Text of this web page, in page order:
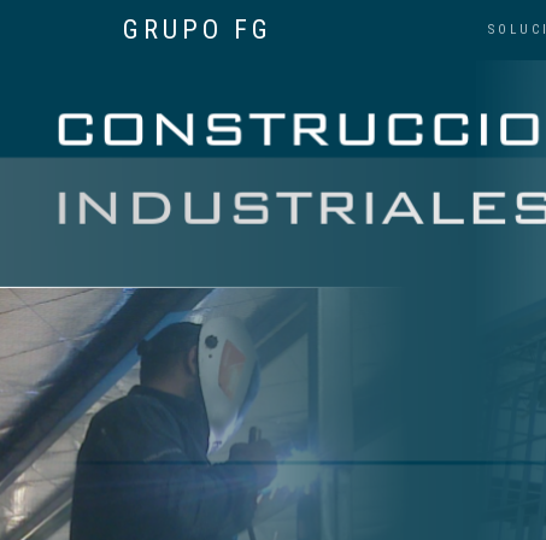
GRUPO FG